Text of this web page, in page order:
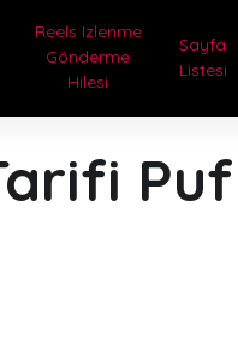
Reels Izlenme
Gönderme
Hilesi
Sayfa
Listesi
Puf